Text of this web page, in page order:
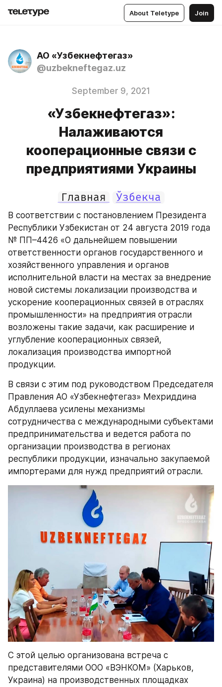
About Teletype Join
АО «Узбекнефтегаз»
@uzbekneftegaz.uz
September 9, 2021
«Узбекнефтегаз»:
Налаживаются
кооперационные связи с
предприятиями Украины
Главная Ўзбекча
В соответствии с постановлением Президента
Республики Узбекистан от 24 августа 2019 года
№ ПП–4426 «О дальнейшем повышении
ответственности органов государственного и
хозяйственного управления и органов
исполнительной власти на местах за внедрение
новой системы локализации производства и
ускорение кооперационных связей в отраслях
промышленности» на предприятия отрасли
возложены такие задачи, как расширение и
углубление кооперационных связей,
локализация производства импортной
продукции.
В связи с этим под руководством Председателя
Правления АО «Узбекнефтегаз» Мехриддина
Абдуллаева усилены механизмы
сотрудничества с международными субъектами
предпринимательства и ведется работа по
организации производства в регионах
республики продукции, изначально закупаемой
импортерами для нужд предприятий отрасли.
С этой целью организована встреча с
представителями ООО «ВЭНКОМ» (Харьков,
Украина) на производственных площадках